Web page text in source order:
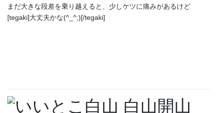
まだ大きな段差を乗り越えると、少しケツに痛みがあるけど
[tegaki]大丈夫かな(^_^;)[/tegaki]